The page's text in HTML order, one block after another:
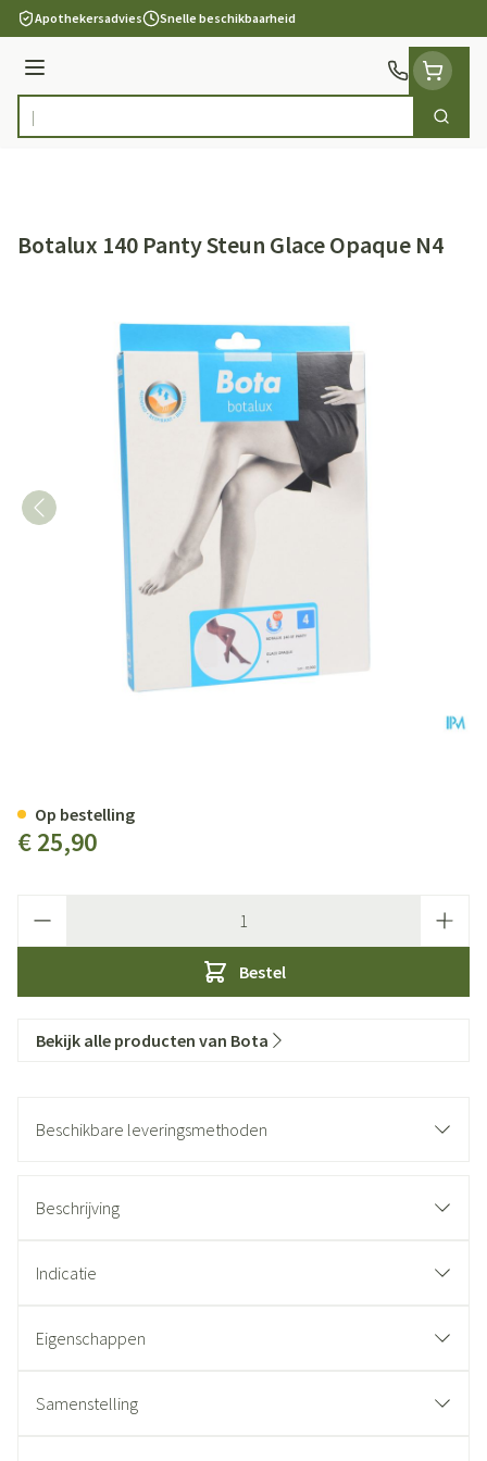
Ga naar de inhoud
Apothekersadvies Snelle beschikbaarheid
Menu
Product, merk, categorie... Zoek
Botalux 140 Panty Steun Glace Opaque N4
€ 25,90
Bestel
Op bestelling
Bekijk alle producten van Bota
Beschikbare leveringsmethoden
Beschrijving
Indicatie
Eigenschappen
Samenstelling